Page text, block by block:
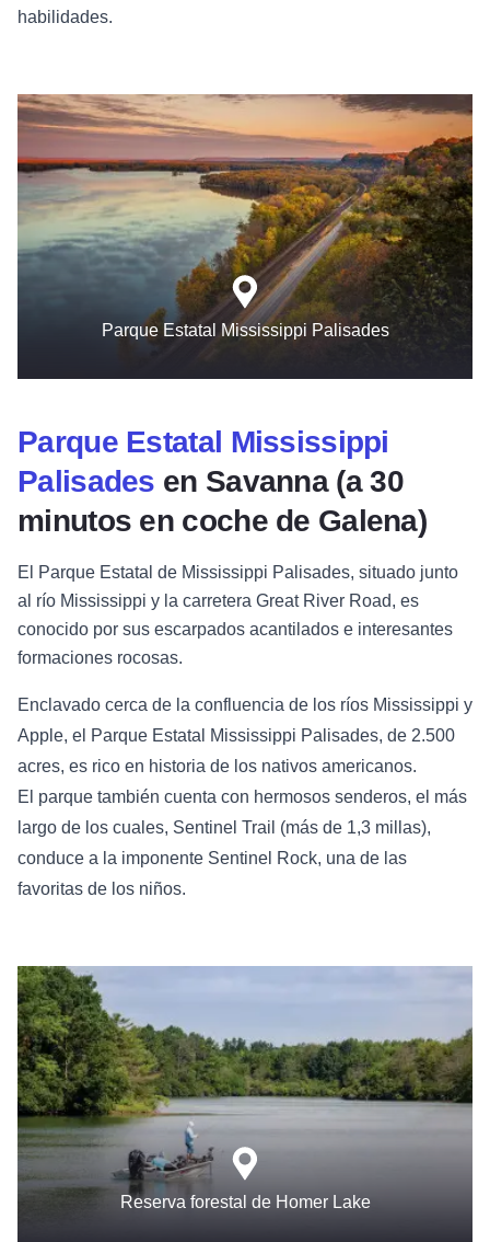
habilidades.
Parque Estatal Mississippi Palisades
Parque Estatal Mississippi
Palisades en Savanna (a 30
minutos en coche de Galena)
El Parque Estatal de Mississippi Palisades, situado junto
al río Mississippi y la carretera Great River Road, es
conocido por sus escarpados acantilados e interesantes
formaciones rocosas.
Enclavado cerca de la confluencia de los ríos Mississippi y
Apple, el Parque Estatal Mississippi Palisades, de 2.500
acres, es rico en historia de los nativos americanos.
El parque también cuenta con hermosos senderos, el más
largo de los cuales, Sentinel Trail (más de 1,3 millas),
conduce a la imponente Sentinel Rock, una de las
favoritas de los niños.
Reserva forestal de Homer Lake